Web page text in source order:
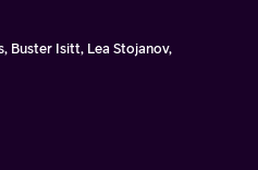
Buster Isitt, Lea Stojanov,